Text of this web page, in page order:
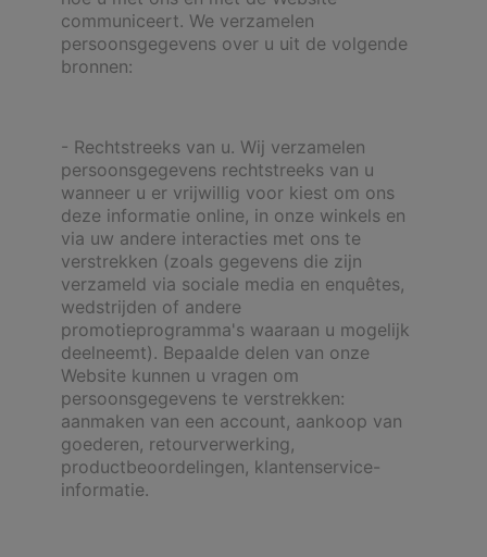
communiceert. We verzamelen
persoonsgegevens over u uit de volgende
bronnen:
- Rechtstreeks van u. Wij verzamelen
persoonsgegevens rechtstreeks van u
wanneer u er vrijwillig voor kiest om ons
deze informatie online, in onze winkels en
via uw andere interacties met ons te
verstrekken (zoals gegevens die zijn
verzameld via sociale media en enquêtes,
wedstrijden of andere
promotieprogramma's waaraan u mogelijk
deelneemt). Bepaalde delen van onze
Website kunnen u vragen om
persoonsgegevens te verstrekken:
aanmaken van een account, aankoop van
goederen, retourverwerking,
productbeoordelingen, klantenservice-
informatie.